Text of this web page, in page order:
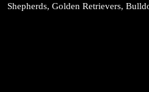
Shepherds, Golden Retrievers,